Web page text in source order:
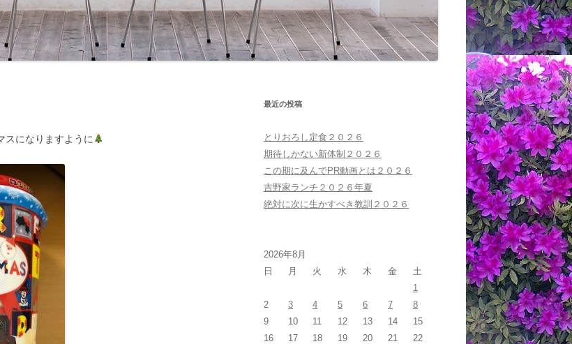
スになりますように
最近の投稿
とりおろし定食２０２６
期待しかない新体制２０２６
この期に及んでPR動画とは２０２６
吉野家ランチ２０２６年夏
絶対に次に生かすべき教訓２０２６
2026年8月
日
月 火 水 木 金
土
1
2
3 4 5 6 7
8
9
10 11 12 13 14
15
16
17 18 19 20 21
22